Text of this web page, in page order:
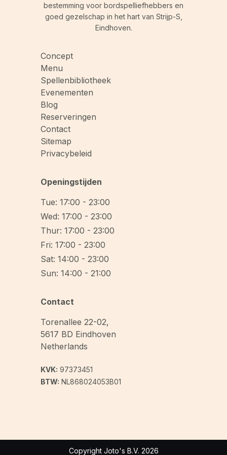
bestemming voor bordspelliefhebbers en
goed gezelschap in het hart van Strijp-S,
Eindhoven.
Concept
Menu
Spellenbibliotheek
Evenementen
Blog
Reserveringen
Contact
Sitemap
Privacybeleid
Openingstijden
Tue: 17:00 - 23:00
Wed: 17:00 - 23:00
Thur: 17:00 - 23:00
Fri: 17:00 - 23:00
Sat: 14:00 - 23:00
Sun: 14:00 - 21:00
Contact
Torenallee 22-02,
5617 BD Eindhoven
Netherlands
KVK: 97373451
BTW: NL868024053B01
Copyright Joto's B.V. 2026